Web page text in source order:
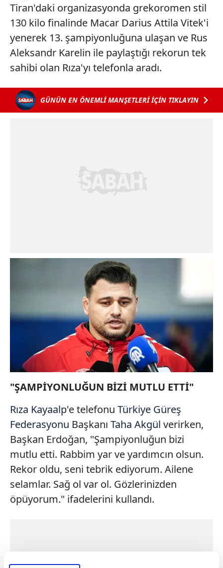
Tiran'daki organizasyonda grekoromen stil
130 kilo finalinde Macar Darius Attila Vitek'i
yenerek 13. şampiyonluğuna ulaşan ve Rus
Aleksandr Karelin ile paylaştığı rekorun tek
sahibi olan Rıza'yı telefonla aradı.
GÜNÜN EN ÖNEMLİ MANŞETLERİ İÇİN TIKLAYIN
"ŞAMPİYONLUĞUN BİZİ MUTLU ETTİ"
Rıza Kayaalp'e telefonu Türkiye Güreş
Federasyonu Başkanı Taha Akgül verirken,
Başkan Erdoğan, "Şampiyonluğun bizi
mutlu etti. Rabbim yar ve yardımcın olsun.
Rekor oldu, seni tebrik ediyorum. Ailene
selamlar. Sağ ol var ol. Gözlerinizden
öpüyorum." ifadelerini kullandı.